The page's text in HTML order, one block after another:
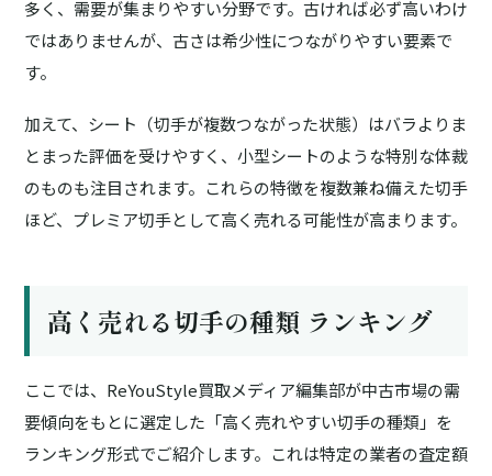
多く、需要が集まりやすい分野です。古ければ必ず高いわけ
ではありませんが、古さは希少性につながりやすい要素で
す。
加えて、 シート（切手が複数つながった状態） はバラよりま
とまった評価を受けやすく、 小型シートのような特別な体裁
のものも注目されます。これらの特徴を複数兼ね備えた切手
ほど、プレミア切手として高く売れる可能性が高まります。
高く売れる切手の種類 ランキング
ここでは、ReYouStyle買取メディア編集部が中古市場の需
要傾向をもとに選定した 「高く売れやすい切手の種類」を
ランキング形式でご紹介します。これは特定の業者の査定額